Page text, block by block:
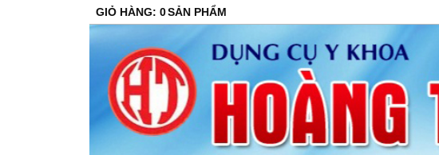
GIỎ HÀNG: 0SẢN PHẨM